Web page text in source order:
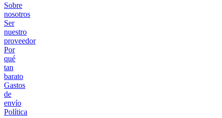
Sobre
nosotros
Ser
nuestro
proveedor
Por
qué
tan
barato
Gastos
de
envío
Política